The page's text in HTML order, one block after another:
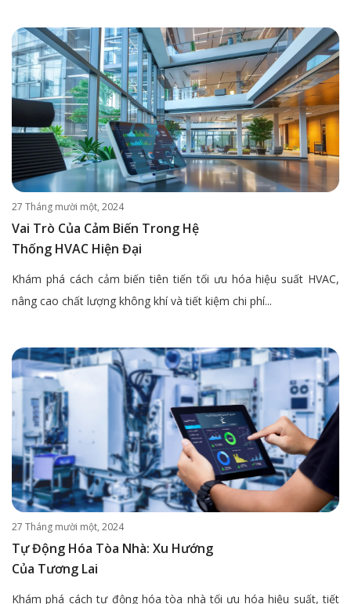
27 Tháng mười một, 2024
Vai Trò Của Cảm Biến Trong Hệ
Thống HVAC Hiện Đại
Khám phá cách cảm biến tiên tiến tối ưu hóa hiệu suất HVAC,
nâng cao chất lượng không khí và tiết kiệm chi phí...
27 Tháng mười một, 2024
Tự Động Hóa Tòa Nhà: Xu Hướng
Của Tương Lai
Khám phá cách tự động hóa tòa nhà tối ưu hóa hiệu suất, tiết